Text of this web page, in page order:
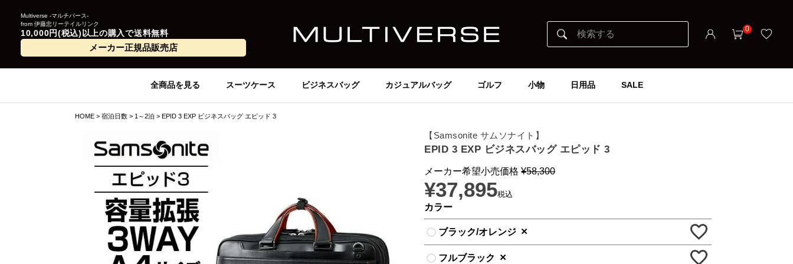
Multiverse -マルチバース-
from 伊藤忠リーテイルリンク
10,000円(税込)以上の購入で送料無料
メーカー正規品販売店
0
全商品を見る スーツケース ビジネスバッグ カジュアルバッグ ゴルフ 小物 日用品 SALE
HOME 宿泊日数 1～2泊 EPID 3 EXP ビジネスバッグ エピッド 3
【Samsonite サムソナイト】
EPID 3 EXP ビジネスバッグ エピッド 3
メーカー希望小売価格 ¥58,300
¥37,895税込
カラー
ブラック/オレンジ ×
フルブラック ×